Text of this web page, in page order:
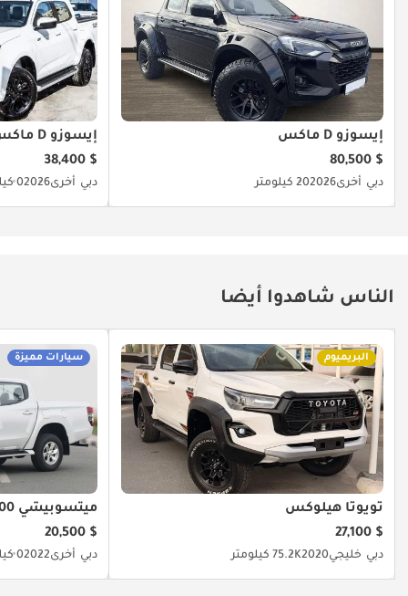
إيسوزو D ماكس
$ 80,500
دبي أخرى202620 كيلومتر
إيسوزو D ماكس
$ 38,400
دبي أخرى20260 كيلومتر
الناس شاهدوا أيضا
البريميوم
تويوتا هيلوكس
$ 27,100
دبي خليجي202075.2K كيلومتر
سيارات مميزة
ميتسوبيشي L200
$ 20,500
دبي أخرى20220 كيلومتر